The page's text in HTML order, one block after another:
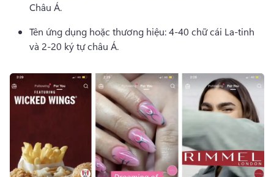
Châu Á.
Tên ứng dụng hoặc thương hiệu: 4-40 chữ cái La-tinh
và 2-20 ký tự châu Á.